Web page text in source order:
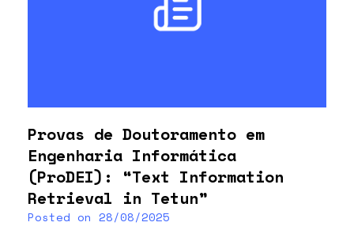
Provas de Doutoramento em
Engenharia Informática
(ProDEI): “Text Information
Retrieval in Tetun”
Posted on 28/08/2025